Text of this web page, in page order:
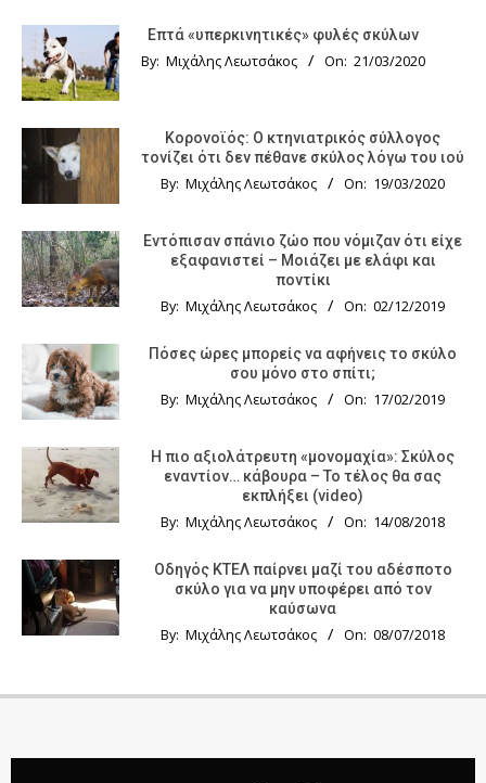
Επτά «υπερκινητικές» φυλές σκύλων
By: Μιχάλης Λεωτσάκος On: 21/03/2020
Κορονοϊός: Ο κτηνιατρικός σύλλογος
τονίζει ότι δεν πέθανε σκύλος λόγω του ιού
By: Μιχάλης Λεωτσάκος On: 19/03/2020
Εντόπισαν σπάνιο ζώο που νόμιζαν ότι είχε
εξαφανιστεί – Μοιάζει με ελάφι και
ποντίκι
By: Μιχάλης Λεωτσάκος On: 02/12/2019
Πόσες ώρες μπορείς να αφήνεις το σκύλο
σου μόνο στο σπίτι;
By: Μιχάλης Λεωτσάκος On: 17/02/2019
Η πιο αξιολάτρευτη «μονομαχία»: Σκύλος
εναντίον… κάβουρα – Το τέλος θα σας
εκπλήξει (video)
By: Μιχάλης Λεωτσάκος On: 14/08/2018
Οδηγός KTΕΛ παίρνει μαζί του αδέσποτο
σκύλο για να μην υποφέρει από τον
καύσωνα
By: Μιχάλης Λεωτσάκος On: 08/07/2018